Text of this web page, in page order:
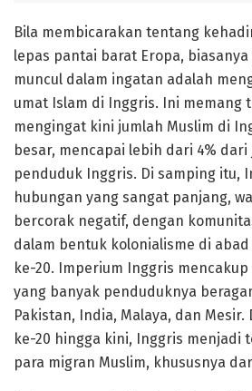
Bila membicarakan tentang
lepas pantai barat Eropa,
muncul dalam ingatan adalah
umat Islam di Inggris. Ini memang
mengingat kini jumlah Muslim di
besar, mencapai lebih dari 4%
penduduk Inggris. Di samping itu,
hubungan yang sangat panjang,
bercorak negatif, dengan
dalam bentuk kolonialisme di abad
ke-20. Imperium Inggris
yang banyak penduduknya
Pakistan, India, Malaya, dan
ke-20 hingga kini, Inggris menjadi
para migran Muslim, khususnya